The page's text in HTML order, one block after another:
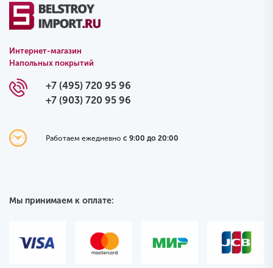
Интернет-магазин
Напольных покрытий
+7 (495) 720 95 96
+7 (903) 720 95 96
Работаем ежедневно с 9:00 до 20:00
Мы принимаем к оплате: